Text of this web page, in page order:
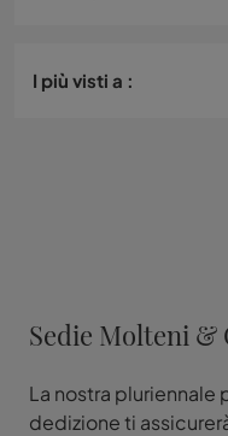
I più visti a :
Sedie Molteni &
La nostra pluriennale
dedizione ti